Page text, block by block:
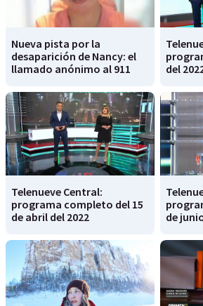
Nueva pista por la
desaparición de Nancy: el
llamado anónimo al 911
del
Telenueve Central:
programa completo del 15
de abril del 2022
de